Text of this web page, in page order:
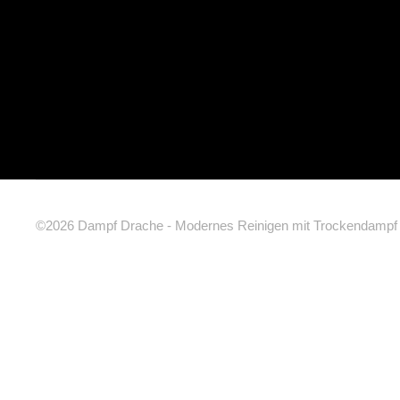
©2026 Dampf Drache - Modernes Reinigen mit Trockendampf